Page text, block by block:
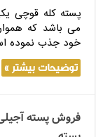
پسته کله قوچی
می باشد که
خود جذب نموده
توضیحات بیشتر »
فروش پسته